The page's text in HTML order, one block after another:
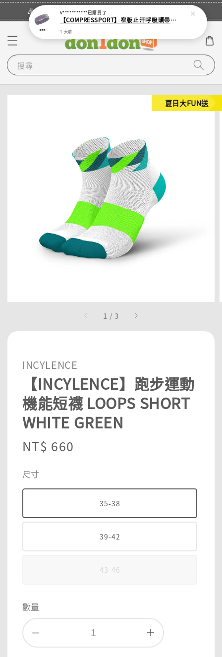
🎉登入會員・領取您的專屬折扣券！
搜尋
1 /3
夏日大FUN送
INCYLENCE
【INCYLENCE】跑步運動
機能短襪 LOOPS SHORT
WHITE GREEN
Regular
NT$ 660
尺寸
35-38
39-42
43-46
數量
V***********已購買了
【COMPRESSPORT】窄版止汗呼吸頭帶2.0_【零碼】
1 天前